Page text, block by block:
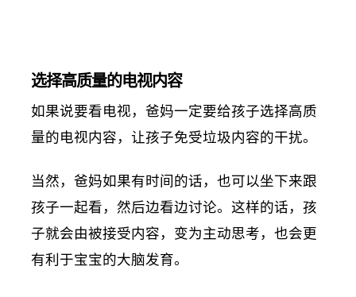
选择高质量的电视内容
如果说要看电视，爸妈一定要给孩子选择高质
量的电视内容，让孩子免受垃圾内容的干扰。
当然，爸妈如果有时间的话，也可以坐下来跟
孩子一起看，然后边看边讨论。这样的话，孩
子就会由被接受内容，变为主动思考，也会更
有利于宝宝的大脑发育。